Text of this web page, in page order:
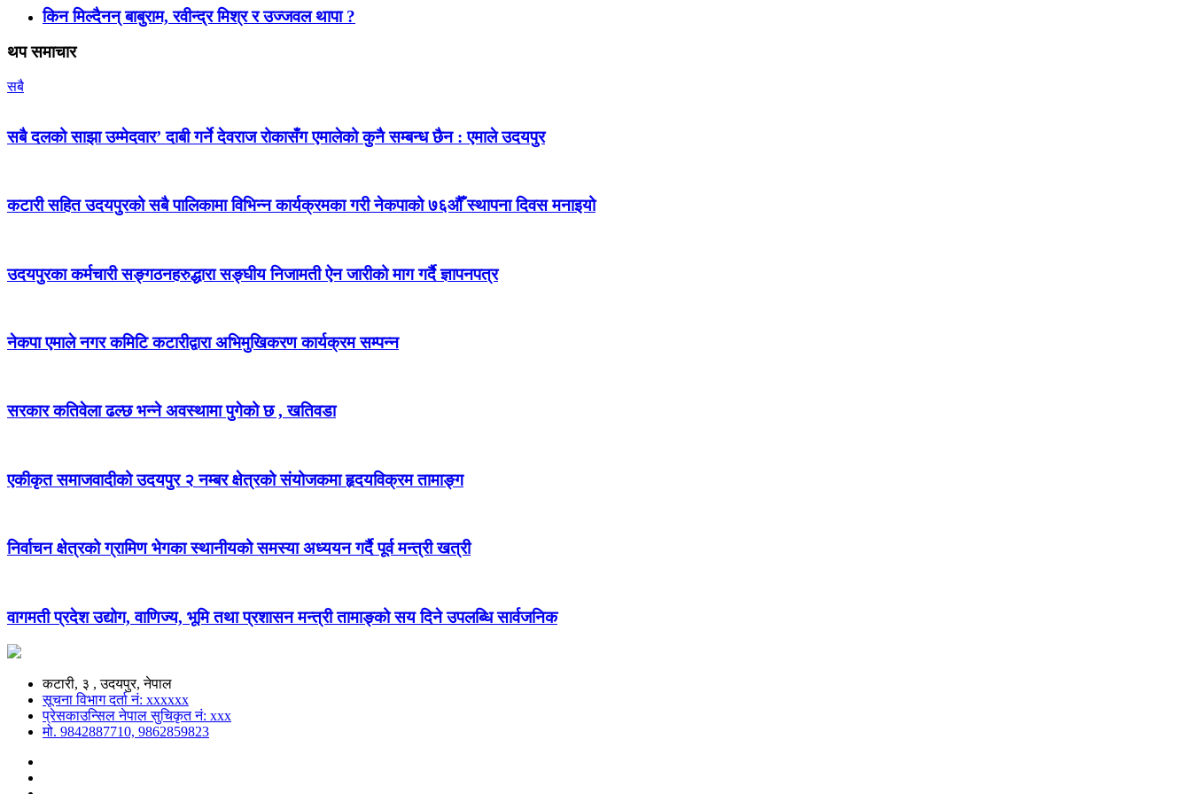
किन मिल्दैनन् बाबुराम, रवीन्द्र मिश्र र उज्जवल थापा ?
थप समाचार
सबै
सबै दलको साझा उम्मेदवार’ दाबी गर्ने देवराज रोकासँग एमालेको कुनै सम्बन्ध छैन : एमाले उदयपुर
कटारी सहित उदयपुरको सबै पालिकामा विभिन्न कार्यक्रमका गरी नेकपाको ७६औँ स्थापना दिवस मनाइयो
उदयपुरका कर्मचारी सङ्गठनहरुद्धारा सङ्घीय निजामती ऐन जारीको माग गर्दै ज्ञापनपत्र
नेकपा एमाले नगर कमिटि कटारीद्वारा अभिमुखिकरण कार्यक्रम सम्पन्न
सरकार कतिवेला ढल्छ भन्ने अवस्थामा पुगेको छ , खतिवडा
एकीकृत समाजवादीको उदयपुर २ नम्बर क्षेत्रको संयोजकमा हृदयविक्रम तामाङ्ग
निर्वाचन क्षेत्रको ग्रामिण भेगका स्थानीयको समस्या अध्ययन गर्दै पूर्व मन्त्री खत्री
वागमती प्रदेश उद्योग, वाणिज्य, भूमि तथा प्रशासन मन्त्री तामाङ्को सय दिने उपलब्धि सार्वजनिक
कटारी, ३ , उदयपुर, नेपाल
सूचना विभाग दर्ता नं: xxxxxx
प्रेसकाउन्सिल नेपाल सुचिकृत नं: xxx
मो. 9842887710, 9862859823